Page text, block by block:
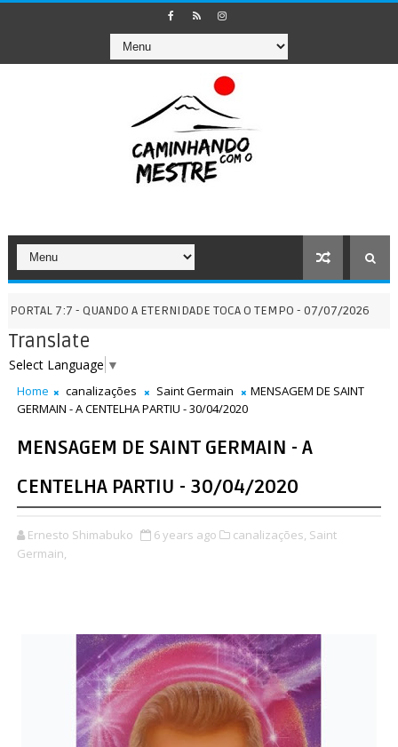
- QUANDO A ETERNIDADE TOCA O TEMPO - 07/07/2026 BRASIL
Translate
Select Language ▼
Home canalizações Saint Germain
MENSAGEM DE SAINT
GERMAIN - A CENTELHA PARTIU - 30/04/2020
MENSAGEM DE SAINT GERMAIN - A
CENTELHA PARTIU - 30/04/2020
Ernesto Shimabuko 6 years ago canalizações, Saint
Germain,